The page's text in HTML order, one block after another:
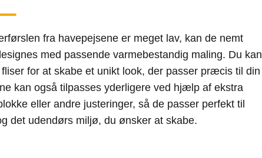
fra havepejsene er meget lav, kan de nemt
med passende varmebestandig maling. Du kan
for at skabe et unikt look, der passer præcis til din
kan også tilpasses yderligere ved hjælp af ekstra
eller andre justeringer, så de passer perfekt til
det udendørs miljø, du ønsker at skabe.